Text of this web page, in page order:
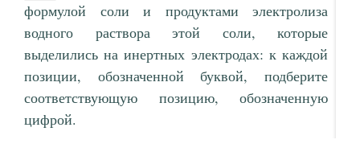
формулой соли и продуктами электролиза
водного раствора этой соли, которые
выделились на инертных электродах: к каждой
позиции, обозначенной буквой, подберите
соответствующую позицию, обозначенную
цифрой.